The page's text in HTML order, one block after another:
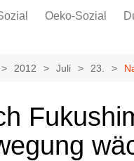
Oeko-Sozial
Arbeitsplätze
2012 Juli 23.